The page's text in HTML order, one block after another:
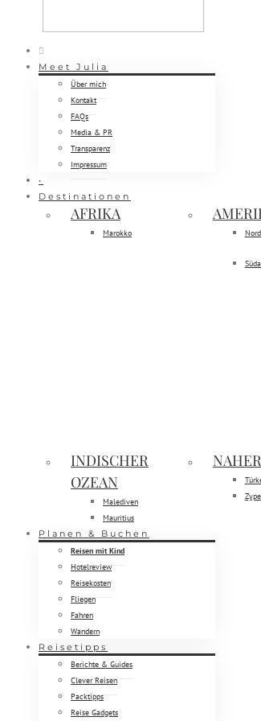
Meet Julia
Über mich
Kontakt
FAQs
Media & PR
Transparenz
Impressum
•
Destinationen
AFRIKA
Marokko
INDISCHER
OZEAN
Malediven
Mauritius
Planen & Buchen
Reisen mit Kind
Hotelreview
Reisekosten
Fliegen
Fahren
Wandern
Reisetipps
Berichte & Guides
Clever Reisen
Packtipps
Reise Gadgets